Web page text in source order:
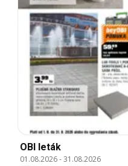
OBI leták
01.08.2026-31.08.2026